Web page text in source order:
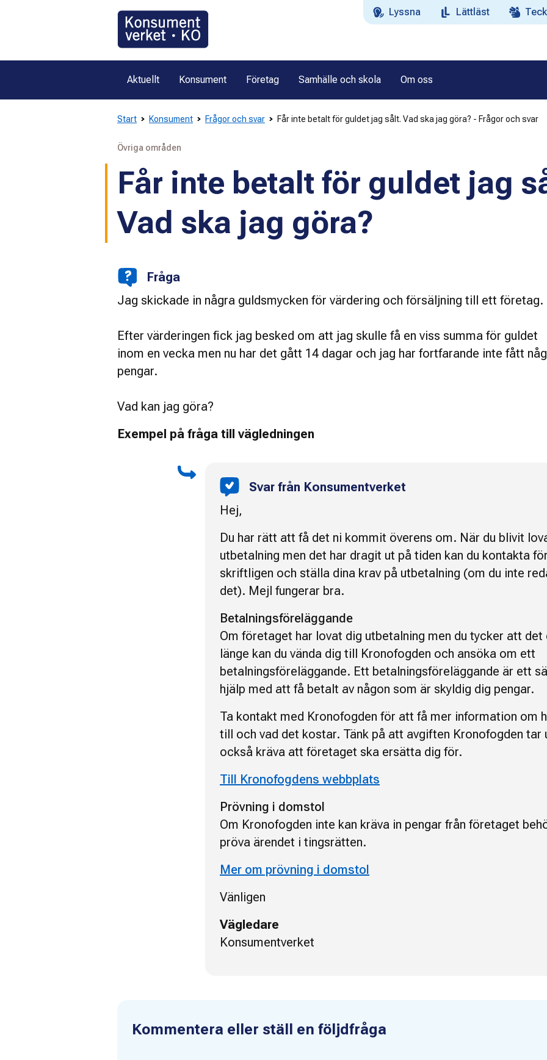
Lyssna Lättläst
Aktuellt Konsument Företag Samhälle och skola Om oss
Start Konsument Frågor och svar Får inte betalt för guldet jag sålt. Vad ska jag göra? - Frågor och svar
Övriga områden
Får inte betalt för guldet jag
Vad ska jag göra?
Fråga
Jag skickade in några guldsmycken för värdering och försäljning till ett företag.
Efter värderingen fick jag besked om att jag skulle få en viss summa för guldet
inom en vecka men nu har det gått 14 dagar och jag har fortfarande inte fått
pengar.
Vad kan jag göra?
Exempel på fråga till vägledningen
Svar från Konsumentverket
Hej,
Du har rätt att få det ni kommit överens om. När du blivit
utbetalning men det har dragit ut på tiden kan du kontakta
skriftligen och ställa dina krav på utbetalning (om du inte
det). Mejl fungerar bra.
Betalningsföreläggande
Om företaget har lovat dig utbetalning men du tycker att
länge kan du vända dig till Kronofogden och ansöka om ett
betalningsföreläggande. Ett betalningsföreläggande är ett
hjälp med att få betalt av någon som är skyldig dig pengar.
Ta kontakt med Kronofogden för att få mer information om
till och vad det kostar. Tänk på att avgiften Kronofogden tar
också kräva att företaget ska ersätta dig för.
Till Kronofogdens webbplats
Prövning i domstol
Om Kronofogden inte kan kräva in pengar från företaget
pröva ärendet i tingsrätten.
Mer om prövning i domstol
Vänligen
Vägledare
Konsumentverket
Kommentera eller ställ en följdfråga